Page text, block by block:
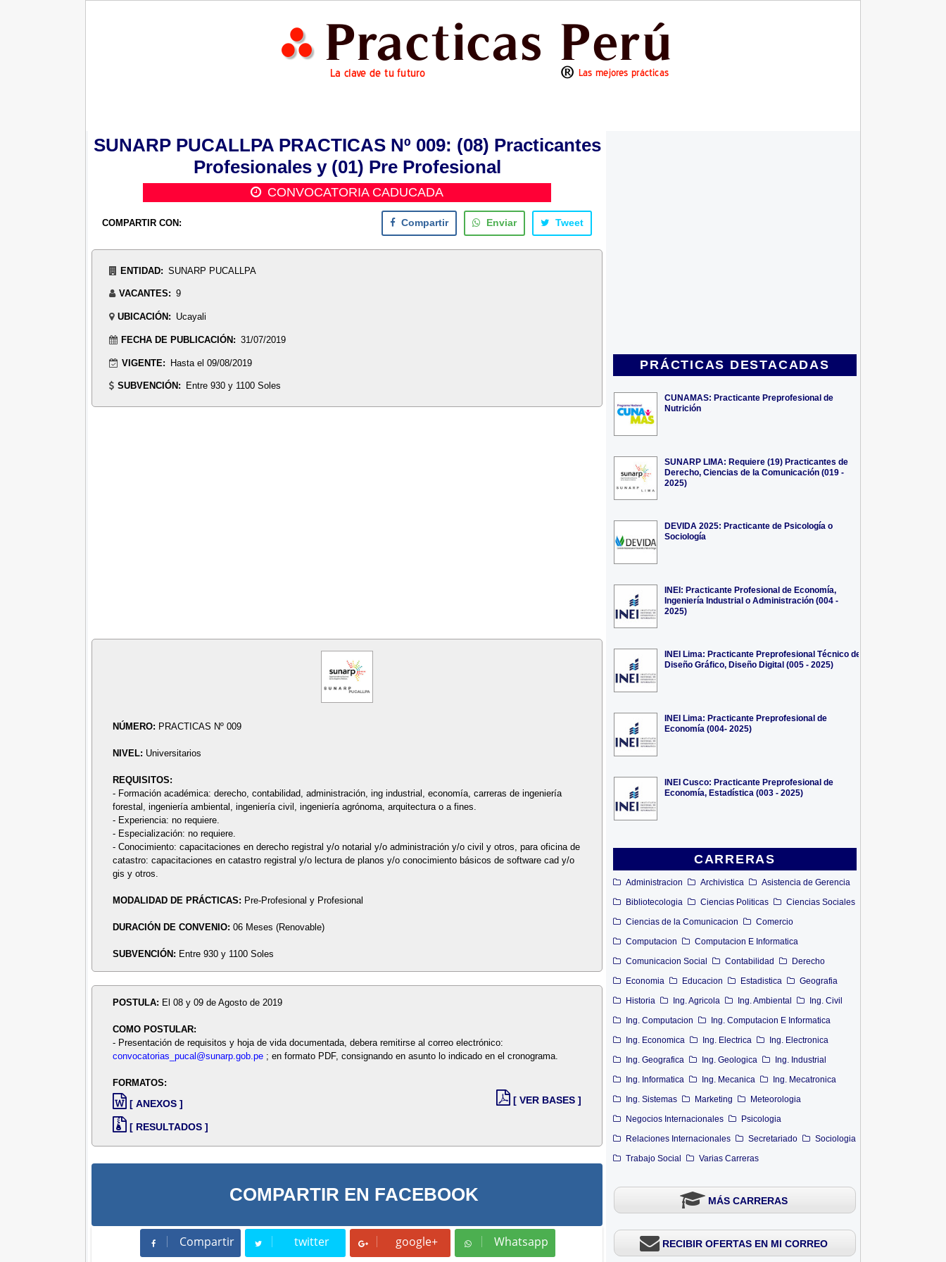
PRÁCTICAS DESTACADAS
CUNAMAS: Practicante Preprofesional de
Nutrición
SUNARP LIMA: Requiere (19) Practicantes de
Derecho, Ciencias de la Comunicación (019 -
2025)
DEVIDA 2025: Practicante de Psicología o
Sociología
INEI: Practicante Profesional de Economía,
Ingeniería Industrial o Administración (004 -
2025)
INEI Lima: Practicante Preprofesional Técnico de
Diseño Gráfico, Diseño Digital (005 - 2025)
INEI Lima: Practicante Preprofesional de
Economía (004- 2025)
INEI Cusco: Practicante Preprofesional de
Economía, Estadística (003 - 2025)
CARRERAS
Administracion Archivistica
Asistencia de Gerencia
Bibliotecologia
Ciencias Politicas
Ciencias Sociales
Ciencias de la Comunicacion
Comercio
Computacion
Computacion E Informatica
Comunicacion Social
Contabilidad
Derecho
Economia
Educacion Estadistica
Geografia
Historia
Ing. Agricola Ing. Ambiental
Ing. Civil
Ing. Computacion
Ing. Computacion E Informatica
Ing. Economica
Ing. Electrica
Ing. Electronica
Ing. Geografica
Ing. Geologica
Ing. Industrial
Ing. Informatica
Ing. Mecanica
Ing. Mecatronica
Ing. Sistemas
Marketing
Meteorologia
Negocios Internacionales
Psicologia
Relaciones Internacionales
Secretariado
Sociologia
Trabajo Social
Varias Carreras
MÁS CARRERAS
RECIBIR OFERTAS EN MI CORREO
SUNARP PUCALLPA PRACTICAS Nº 009: (08) Practicantes
Profesionales y (01) Pre Profesional
CONVOCATORIA CADUCADA
COMPARTIR CON: Compartir Enviar Tweet
ENTIDAD: SUNARP PUCALLPA
VACANTES: 9
UBICACIÓN: Ucayali
FECHA DE PUBLICACIÓN: 31/07/2019
VIGENTE: Hasta el 09/08/2019
SUBVENCIÓN: Entre 930 y 1100 Soles
NÚMERO: PRACTICAS Nº 009
NIVEL: Universitarios
REQUISITOS:
- Formación académica: derecho, contabilidad, administración, ing industrial, economía, carreras de ingeniería
forestal, ingeniería ambiental, ingeniería civil, ingeniería agrónoma, arquitectura o a fines.
- Experiencia: no requiere.
- Especialización: no requiere.
- Conocimiento: capacitaciones en derecho registral y/o notarial y/o administración y/o civil y otros, para oficina de
catastro: capacitaciones en catastro registral y/o lectura de planos y/o conocimiento básicos de software cad y/o
gis y otros.
MODALIDAD DE PRÁCTICAS: Pre-Profesional y Profesional
DURACIÓN DE CONVENIO:06 Meses (Renovable)
SUBVENCIÓN: Entre 930 y 1100 Soles
POSTULA: El 08 y 09 de Agosto de 2019
COMO POSTULAR:
- Presentación de requisitos y hoja de vida documentada, debera remitirse al correo electrónico:
convocatorias_pucal@sunarp.gob.pe ; en formato PDF, consignando en asunto lo indicado en el cronograma.
FORMATOS:
[ ANEXOS ]
[ RESULTADOS ]
[ VER BASES ]
COMPARTIR EN FACEBOOK
Compartir
Compartir twitter
Tweet google+ Whatsapp
Whatsapp